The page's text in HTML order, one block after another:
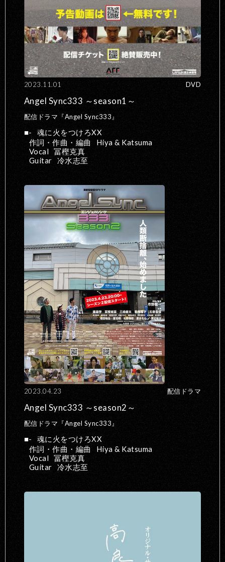
2023.11.01 DVD
Angel Sync333 ～season1～
配信ドラマ『Angel Sync333』
-
魂に火をつけろXX
作詞・作曲・編曲
Hiya & Katsuma
Vocal 冨樫克真
Guitar
冷水志至
2023.04.23 配信ドラマ
Angel Sync333 ～season2～
配信ドラマ『Angel Sync333』
-
魂に火をつけろXX
作詞・作曲・編曲
Hiya & Katsuma
Vocal 冨樫克真
Guitar
冷水志至